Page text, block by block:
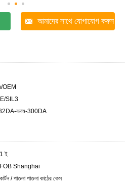
আমাদের সাথে যোগাযোগ করুন
OEM
SIL3
বনাম-300DA
1 ই
FOB Shanghai
কার্টন / পাতলা পাতলা কাঠের কেস